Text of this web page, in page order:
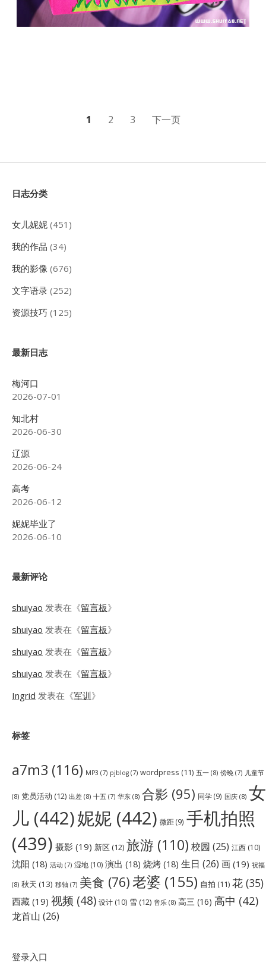
分
页
1 2 3 下一页
Sidebar
日志分类
女儿妮妮 (451)
我的作品 (34)
我的影像 (676)
文字语录 (252)
资源技巧 (125)
最新日志
梅河口
2026-07-01
知北村
2026-06-30
辽源
2026-06-24
高考
2026-06-12
妮妮毕业了
2026-06-10
最新评论
shuiyao 发表在《留言板》
shuiyao 发表在《留言板》
shuiyao 发表在《留言板》
shuiyao 发表在《留言板》
Ingrid 发表在《军训》
标签
a7m3 (116) MP3 (7) pjblog (7) wordpress (11) 五一 (8) 傍晚 (7) 儿童节
(8) 党员活动 (12) 出差 (8) 十五 (7) 华东 (8) 合影 (95) 同学(9) 国庆 (8) 女
儿 (442)妮妮 (442) 微距(9) 手机拍照
(439) 摄影 (19) 新区 (12) 旅游 (110) 校园 (25) 江西 (10)
沈阳 (18) 活动 (7) 湿地 (10) 演出 (18) 烧烤 (18) 生日 (26) 画 (19) 祝福
(8) 秋天 (13) 移轴 (7) 美食 (76)老婆 (155) 自拍 (11) 花 (35)
西藏 (19) 视频 (48) 设计 (10) 雪 (12) 音乐 (8) 高三 (16) 高中 (42)
龙首山 (26)
登录入口